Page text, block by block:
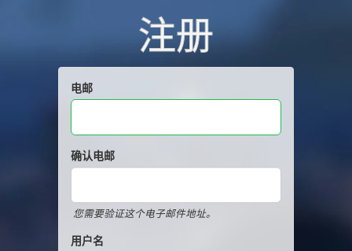
注册
电邮
确认电邮
您需要验证这个电子邮件地址。
用户名